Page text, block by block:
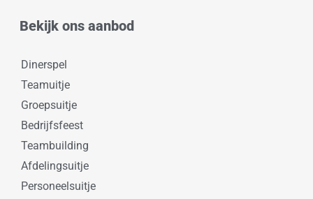
Bekijk ons aanbod
Dinerspel
Teamuitje
Groepsuitje
Bedrijfsfeest
Teambuilding
Afdelingsuitje
Personeelsuitje